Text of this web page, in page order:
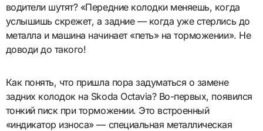
водители шутят? «Передние колодки меняешь, когда
услышишь скрежет, а задние — когда уже стерлись до
металла и машина начинает «петь» на торможении». Не
доводи до такого!
Как понять, что пришла пора задуматься о замене
задних колодок на Skoda Octavia? Во-первых, появился
тонкий писк при торможении. Это встроенный
«индикатор износа» — специальная металлическая